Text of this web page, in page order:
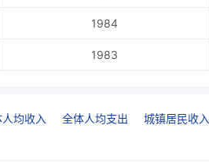
1984
1983
均收入 全体人均支出 城镇居民收入